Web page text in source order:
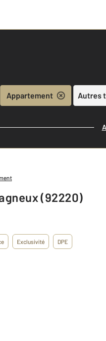
Appartement Autres
(92220)
Exclusivité DPE